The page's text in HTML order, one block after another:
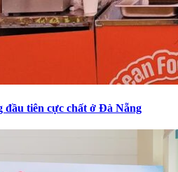
đầu tiên cực chất ở Đà Nẵng